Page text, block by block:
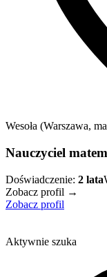
Wesoła (Warszawa,
Nauczyciel
Doświadczenie: 2 lata
Zobacz profil →
Zobacz profil
Aktywnie szuka